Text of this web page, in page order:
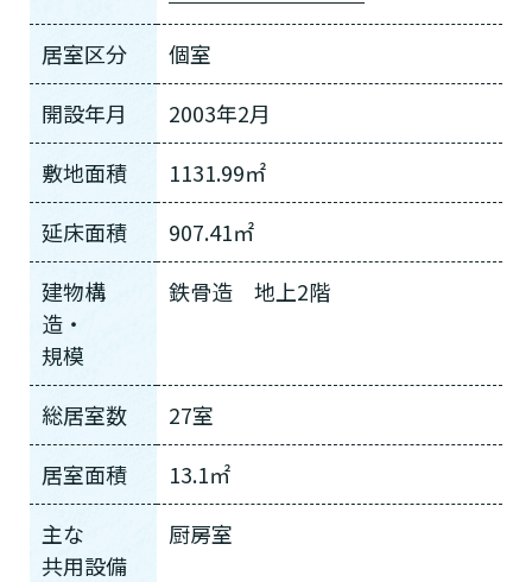
居室区分
個室
開設年月
2003年2月
敷地面積
1131.99㎡
延床面積
907.41㎡
建物構
造・
規模
鉄骨造 地上2階
総居室数
27室
居室面積
13.1㎡
主な
共用設備
厨房室